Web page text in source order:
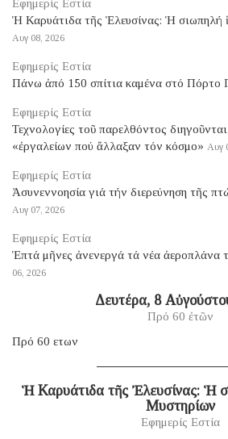
Εφημερίς Εστία
Ἡ Καρυάτιδα τῆς Ἐλευσίνας: Ἡ σιωπηλή
Αυγ 08, 2026
Εφημερίς Εστία
Πάνω ἀπό 150 σπίτια καμένα στό Πόρτο
Εφημερίς Εστία
Τεχνολογίες τοῦ παρελθόντος
«ἐργαλείων πού ἄλλαξαν τόν κόσμο» Αυγ
Εφημερίς Εστία
Ἀσυνεννοησία γιά τήν διερεύνηση τῆς
Αυγ 07, 2026
Εφημερίς Εστία
Ἑπτά μῆνες ἀνενεργά τά νέα ἀεροπλάνα
06, 2026
Δευτέρα, 8
Πρό 60 ἐτῶν
Πρό 60 ετων
Ἡ Καρυάτιδα τῆς Ἐλευσίνας: Ἡ
Μυστηρίων
Εφημερίς Εστία